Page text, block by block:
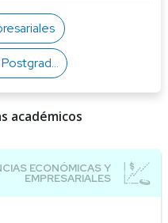
ESIBE
académicos